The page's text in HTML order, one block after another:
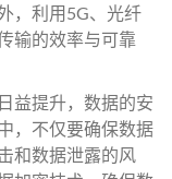
，利用5G、光纤
输的效率与可靠
益提升，数据的安
，不仅要确保数据
和数据泄露的风